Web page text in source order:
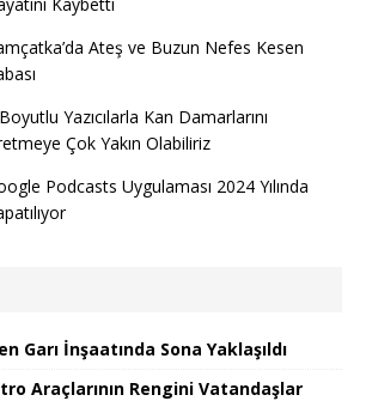
Ateş ve Buzun Nefes Kesen
Yazıcılarla Kan Damarlarını
Çok Yakın Olabiliriz
Podcasts Uygulaması 2024 Yılında
Garı İnşaatında Sona Yaklaşıldı
Araçlarının Rengini Vatandaşlar